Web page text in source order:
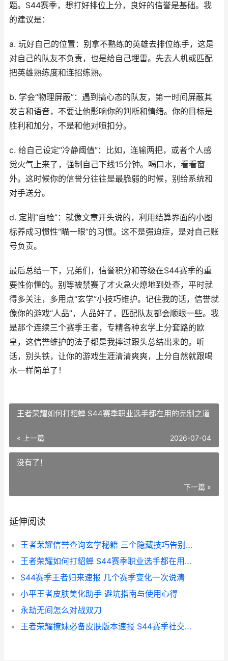
题。S44赛季，想打好排位上分，良好的信誉是基础。我
的建议是：
a. 玩好自己的位置：别拿不熟练的英雄去排位练手，这是
对自己的队友不负责，也是给自己埋雷。先去人机或匹配
把英雄熟练度和连招练熟。
b. 学会“物理屏蔽”：遇到搞心态的队友，第一时间屏蔽其
发言和语音，不要让他影响你的判断和情绪。你的目标是
胜利和加分，不是和他对喷扣分。
c. 给自己设定“冷静阈值”：比如，连输两把，或者个人感
觉火气上来了，强制自己下线15分钟。喝口水，看看窗
外。这时候你的信誉分往往是最脆弱的时候，别给系统和
对手送分。
d. 定期“自检”：就像文章开头说的，利用结算界面的小图
标养成习惯性“瞄一眼”的习惯。这不是强迫症，是对自己账
号负责。
最后总结一下，兄弟们，信誉积分和等级在S44赛季的重
要性你懂的。别等被禁赛了才火急火燎地到处查，平时就
得多关注，多用点“玄学”小技巧维护。记住我的话，信誉就
像你的游戏“人品”，人品好了，匹配队友都会顺眼一些。我
是那个连续三个赛季王者，专精各种玄学上分套路的欧
皇，这信誉维护的法子都是我摔过跟头总结出来的。听
话，别头铁，让你的游戏生涯清清爽爽，上分自然就跟喝
水一样简单了！
王者荣耀如何打貂蝉 S44赛季职业选手都在用的克制之道
« 上一篇 2026-07-04
没有了！
下一篇 »
延伸阅读
王者荣耀信誉查询玄学秘籍 三个隐藏技巧告别小黑屋
王者荣耀如何打貂蝉 S44赛季职业选手都在用的克制之道
S44赛季王者归来速报 几个赛季变化一次说清
小平王者皮肤美化助手 避坑指南与使用心得
永劫无间怎么对战双刀
王者荣耀撩妹必备皮肤版本速报 S44赛季社交审美新趋势解析